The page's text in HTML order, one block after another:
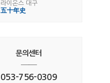
라이온스 대구
五十年史
문의센터
──
053-756-0309